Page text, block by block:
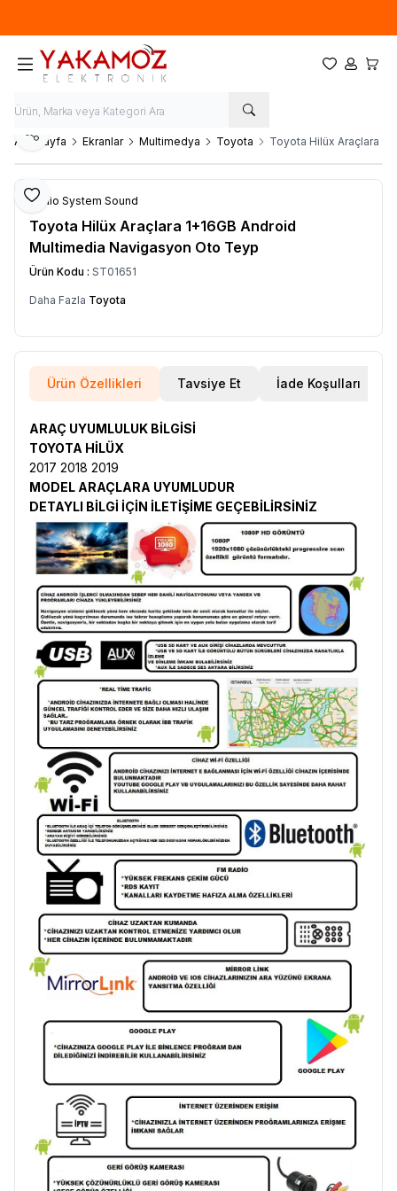
Favorilerim
Hesabım
Ana Sayfa Ekranlar Multimedya Toyota Toyota Hilüx Araçlara
Favoriye Ekle
Paylaş
Audio System Sound
Toyota Hilüx Araçlara 1+16GB Android
Multimedia Navigasyon Oto Teyp
Ürün Kodu : ST01651
Daha Fazla Toyota
Ürün Özellikleri Tavsiye Et İade Koşulları
ARAÇ UYUMLULUK BİLGİSİ
TOYOTA HİLÜX
2017 2018 2019
MODEL ARAÇLARA UYUMLUDUR
DETAYLI BİLGİ İÇİN İLETİŞİME GEÇEBİLİRSİNİZ